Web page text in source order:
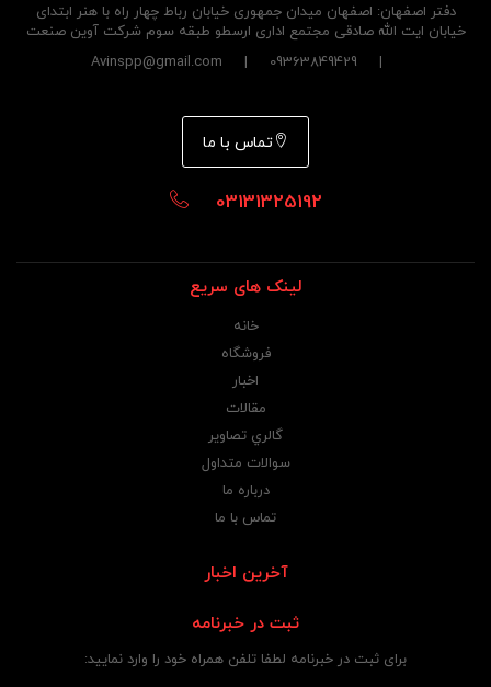
دفتر اصفهان: اصفهان میدان جمهوری خیابان رباط چهار راه با هنر ابتدای
خیابان ایت الله صادقی مجتمع اداری ارسطو طبقه سوم شرکت آوین صنعت
| 09363849429 | Avinspp@gmail.com
تماس با ما
03131325192
لینک های سریع
خانه
فروشگاه
اخبار
مقالات
گالري تصاوير
سوالات متداول
درباره ما
تماس با ما
آخرین اخبار
ثبت در خبرنامه
برای ثبت در خبرنامه لطفا تلفن همراه خود را وارد نمایید: